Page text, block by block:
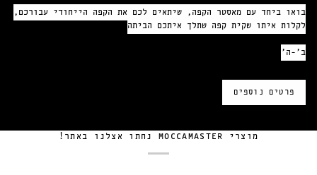
בואו ביחד עם מאסטר הקפה, שיתאים לכם את הקפה הייחודי עבורכם,
לקלות איתו שקית קפה שתלך איתכם הביתה
ב׳-ה׳
פרטים נוספים
מוצרי MOCCAMASTER נחתו אצלנו באתר!